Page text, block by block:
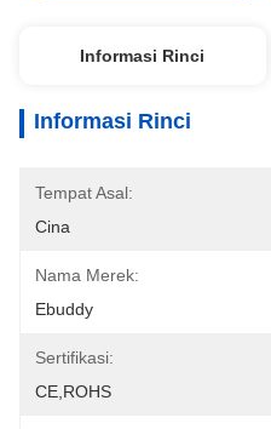
Informasi Rinci
Informasi Rinci
Tempat Asal:
Cina
Nama Merek:
Ebuddy
Sertifikasi:
CE,ROHS